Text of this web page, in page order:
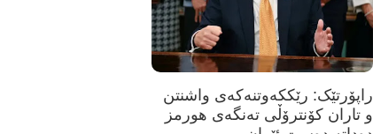
راپۆرتێک: رێککەوتنەکەی واشنتن
و تاران کۆنترۆڵی تەنگەی هورمز